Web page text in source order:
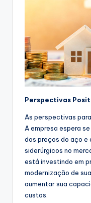
Perspectivas
As perspectivas
A empresa espera
dos preços do aço
siderúrgicos no
está investindo em
modernização de
aumentar sua
custos.